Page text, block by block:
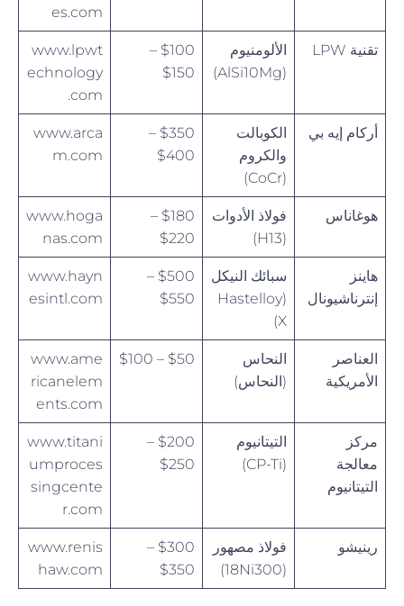
es.com
تقنية LPW
الألومنيوم
(AlSi10Mg)
$100 –
$150
www.lpwt
echnology
.com
أركام إيه بي
الكوبالت
والكروم
(CoCr)
$350 –
$400
www.arca
m.com
هوغاناس
فولاذ الأدوات
(H13)
$180 –
$220
www.hoga
nas.com
هاينز
إنترناشيونال
سبائك النيكل
(Hastelloy
X)
$500 –
$550
www.hayn
esintl.com
العناصر
الأمريكية
النحاس
(النحاس)
$50 – $100
www.ame
ricanelem
ents.com
مركز
معالجة
التيتانيوم
التيتانيوم
(CP-Ti)
$200 –
$250
www.titani
umproces
singcente
r.com
رينيشو
فولاذ مصهور
(18Ni300)
$300 –
$350
www.renis
haw.com